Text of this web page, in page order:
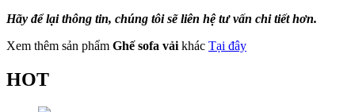
Hãy để lại thông tin, chúng tôi sẽ liên hệ tư vấn chi tiết hơn.
Xem thêm sản phẩm Ghế sofa vải khác Tại đây
HOT